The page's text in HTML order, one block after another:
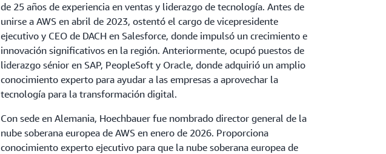
de 25 años de experiencia en ventas y liderazgo de tecnología. Antes de
unirse a AWS en abril de 2023, ostentó el cargo de vicepresidente
ejecutivo y CEO de DACH en Salesforce, donde impulsó un crecimiento e
innovación significativos en la región. Anteriormente, ocupó puestos de
liderazgo sénior en SAP, PeopleSoft y Oracle, donde adquirió un amplio
conocimiento experto para ayudar a las empresas a aprovechar la
tecnología para la transformación digital.
Con sede en Alemania, Hoechbauer fue nombrado director general de la
nube soberana europea de AWS en enero de 2026. Proporciona
conocimiento experto ejecutivo para que la nube soberana europea de